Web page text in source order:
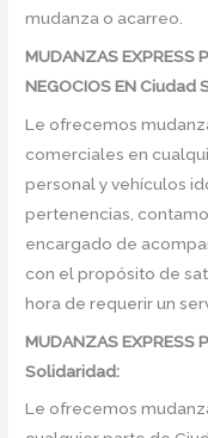
mudanza o acarreo.
MUDANZAS EXPRESS
NEGOCIOS EN Ciudad
Le ofrecemos
comerciales en
personal y vehículos
pertenencias,
encargado de
con el propósito de
hora de requerir un
MUDANZAS EXPRESS
Solidaridad:
Le ofrecemos